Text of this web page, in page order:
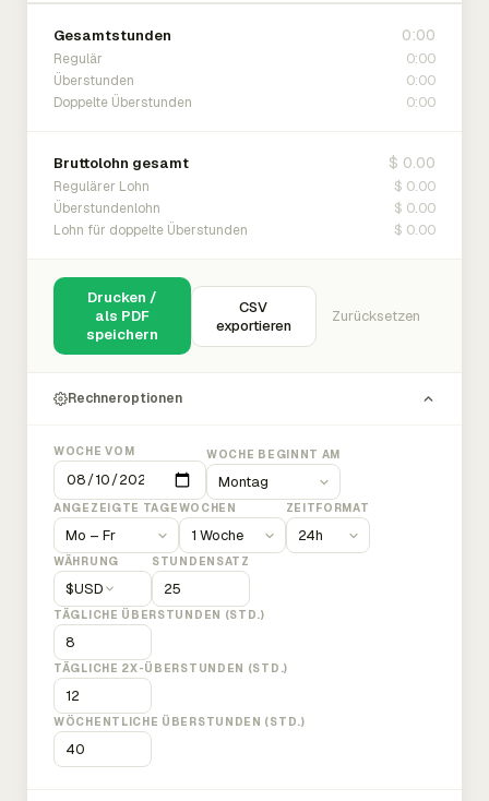
Gesamtstunden 0:00
Regulär 0:00
Überstunden 0:00
Doppelte Überstunden 0:00
Bruttolohn gesamt $ 0.00
Regulärer Lohn $ 0.00
Überstundenlohn $ 0.00
Lohn für doppelte Überstunden $ 0.00
Drucken /
als PDF
speichern
CSV
exportieren
Zurücksetzen
Rechneroptionen
WOCHE VOM WOCHE BEGINNT AM
ANGEZEIGTE TAGEWOCHEN ZEITFORMAT
WÄHRUNG
$USD
STUNDENSATZ
TÄGLICHE ÜBERSTUNDEN (STD.)
TÄGLICHE 2X-ÜBERSTUNDEN (STD.)
WÖCHENTLICHE ÜBERSTUNDEN (STD.)